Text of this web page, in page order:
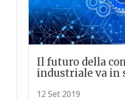
Il futuro della
industriale va in
12 Set 2019